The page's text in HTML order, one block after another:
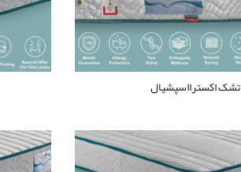
تشک اکسترااسپشیال